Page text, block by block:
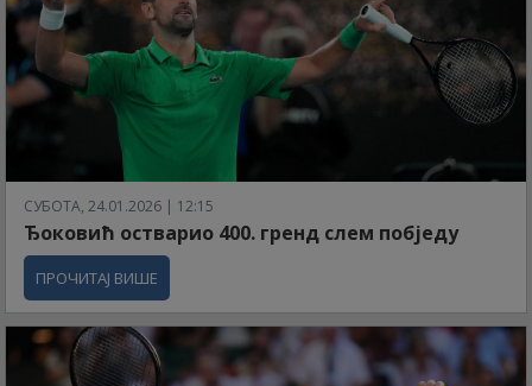
СУБОТА, 24.01.2026 | 12:15
Ђоковић остварио 400. гренд слем побједу
ПРОЧИТАЈ ВИШЕ